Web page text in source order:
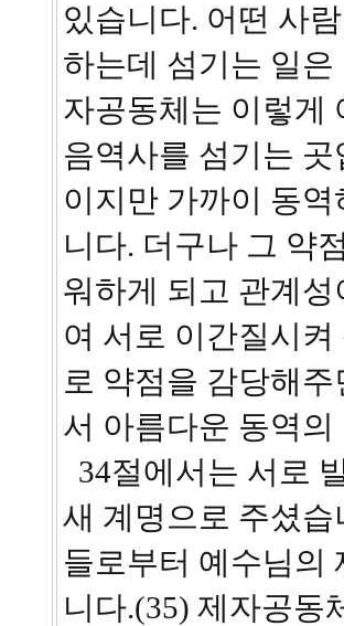
있습니다. 어떤 사
하는데 섬기는 일
자공동체는 이렇게
음역사를 섬기는
이지만 가까이 동
니다. 더구나 그 약
워하게 되고 관계
여 서로 이간질시
로 약점을 감당해
서 아름다운 동역
34절에서는 서로
새 계명으로 주셨
들로부터 예수님의
니다.(35) 제자공동